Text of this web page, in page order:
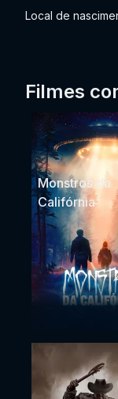
Local de
Filmes
Monstros da
Califórnia